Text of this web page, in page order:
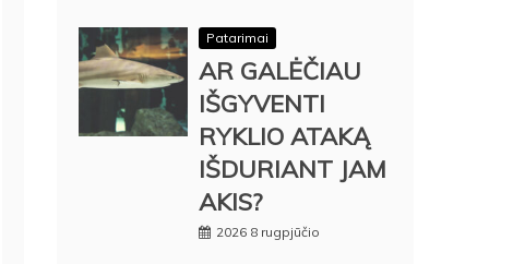
Patarimai
AR GALĖČIAU
IŠGYVENTI
RYKLIO ATAKĄ
IŠDURIANT JAM
AKIS?
2026 8 rugpjūčio